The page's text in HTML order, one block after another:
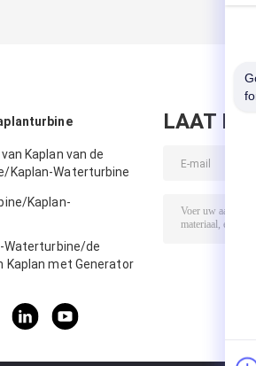
Kaplan van de
Kaplan-Waterturbine
Kaplan-
Waterturbine/de
Kaplan met Generator
LAAT